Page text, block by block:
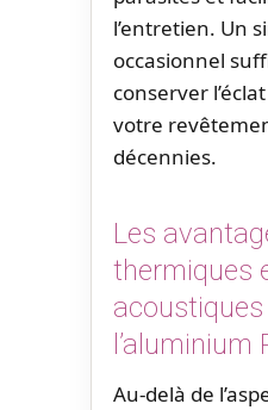
l’entretien. Un
occasionnel
conserver
votre
décennies.
Les
thermiques
acoustiques
l’aluminium
Au-delà de